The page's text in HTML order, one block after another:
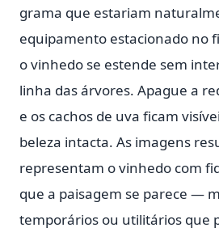
grama que estariam
equipamento estacionado no
o vinhedo se estende sem
linha das árvores. Apague a
e os cachos de uva ficam
beleza intacta. As imagens
representam o vinhedo com
que a paisagem se parece —
temporários ou utilitários que